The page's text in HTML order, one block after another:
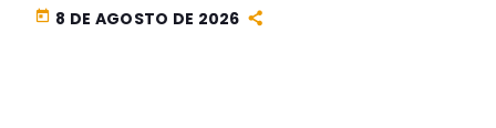
today 8 DE AGOSTO DE 2026